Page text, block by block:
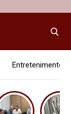
Entretenimento